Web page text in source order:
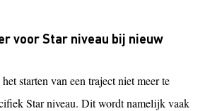
voor Star niveau bij nieuw
starten van een traject niet meer te
Star niveau. Dit wordt namelijk vaak